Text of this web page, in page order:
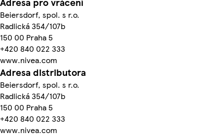
Beiersdorf, spol. s r.o.
Radlická 354/107b
150 00 Praha 5
+420 840 022 333
www.nivea.com
Adresa distributora
Beiersdorf, spol. s r.o.
Radlická 354/107b
150 00 Praha 5
+420 840 022 333
www.nivea.com